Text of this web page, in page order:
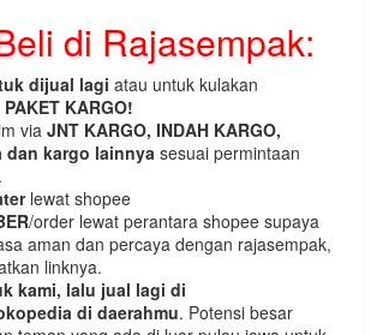
di Rajasempak:
dijual lagi atau untuk kulakan
KARGO!
via JNT KARGO, INDAH KARGO,
dan kargo lainnya sesuai permintaan
lewat shopee
/order lewat perantara shopee supaya
aman dan percaya dengan rajasempak,
linknya.
kami, lalu jual lagi di
di daerahmu. Potensi besar